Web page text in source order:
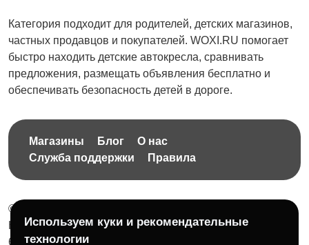
Категория подходит для родителей, детских магазинов,
частных продавцов и покупателей. WOXI.RU помогает
быстро находить детские автокресла, сравнивать
предложения, размещать объявления бесплатно и
обеспечивать безопасность детей в дороге.
Магазины Блог
О нас
Служба поддержки
Правила
© 2026 Бесплатная доска объявлений без ограничений
НПД Краснорудская Анастасия Игоревна, ИНН:
614404606809
Используем куки и рекомендательные
технологии